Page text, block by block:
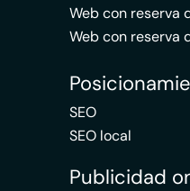
Web con reserva
Web con reserva
SEO
SEO local
Publicidad